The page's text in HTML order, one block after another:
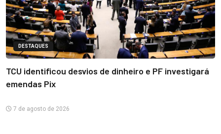
DESTAQUES
TCU identificou desvios de dinheiro e PF investigará
emendas Pix
7 de agosto de 2026